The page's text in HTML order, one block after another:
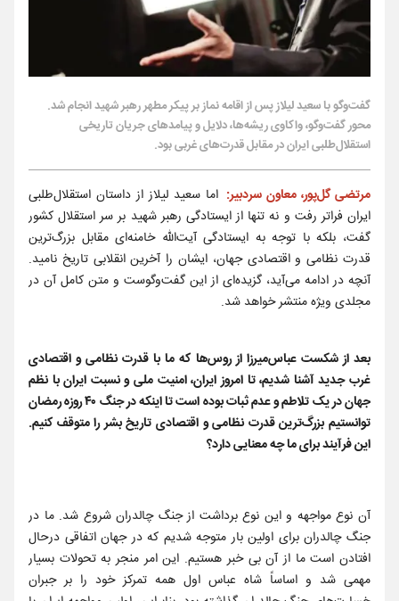
گفت‌وگو با سعید لیلاز پس از اقامه نماز بر پیکر مطهر رهبر شهید انجام شد.
محور گفت‌وگو، واکاوی ریشه‌ها، دلایل و پیامدهای جریان تاریخی
استقلال‌طلبی ایران در مقابل قدرت‌های غربی بود.
مرتضی گل‌پور، معاون سردبیر:اما سعید لیلاز از داستان استقلال‌طلبی
ایران فراتر رفت و نه تنها از ایستادگی رهبر شهید بر سر استقلال کشور
گفت، بلکه با توجه به ایستادگی آیت‌الله خامنه‌ای مقابل بزرگ‌ترین
قدرت نظامی و اقتصادی جهان، ایشان را آخرین انقلابی تاریخ نامید.
آنچه در ادامه می‌آید، گزیده‌ای از این گفت‌وگوست و متن کامل آن در
مجلدی ویژه منتشر خواهد شد.
بعد از شکست عباس‌میرزا از روس‌ها که ما با قدرت نظامی و اقتصادی
غرب جدید آشنا شدیم، تا امروز ایران، امنیت ملی و نسبت ایران با نظم
جهان در یک تلاطم و عدم ثبات بوده است تا اینکه در جنگ ۴۰ روزه رمضان
توانستیم بزرگ‌‌ترین قدرت نظامی و اقتصادی تاریخ بشر را متوقف کنیم.
این فرآیند برای ما چه معنایی دارد؟
آن نوع مواجهه و این نوع برداشت از جنگ چالدران شروع شد. ما در
جنگ چالدران برای اولین بار متوجه شدیم که در جهان اتفاقی درحال
افتادن است ما از آن بی خبر هستیم. این امر منجر به تحولات بسیار
مهمی شد و اساساً شاه عباس اول همه تمرکز خود را بر جبران